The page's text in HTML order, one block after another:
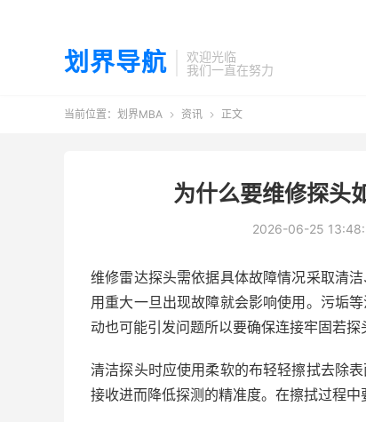
划界导航
欢迎光临
我们一直在努力
当前位置： 划界MBA  资讯  正文
为什么要维修探头
2026-06-25
维修雷达探头需依据具体故障情况采取清
用重大一旦出现故障就会影响使用。污垢
动也可能引发问题所以要确保连接牢固若
清洁探头时应使用柔软的布轻轻擦拭去除
接收进而降低探测的精准度。在擦拭过程中